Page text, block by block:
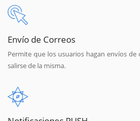
Envío de Correos
Permite que los usuarios hagan envíos
salirse de la misma.